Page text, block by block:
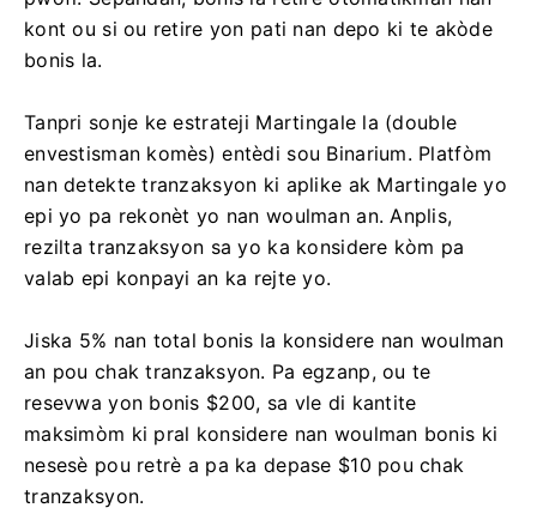
rekonèt nan woulman an. Pa gen limit sou retrè
pwofi. Sepandan, bonis la retire otomatikman nan
kont ou si ou retire yon pati nan depo ki te akòde
Tanpri sonje ke estrateji Martingale la (double
envestisman komès) entèdi sou Binarium. Platfòm
nan detekte tranzaksyon ki aplike ak Martingale yo
epi yo pa rekonèt yo nan woulman an. Anplis,
rezilta tranzaksyon sa yo ka konsidere kòm pa
Jiska 5% nan total bonis la konsidere nan woulman
an pou chak tranzaksyon. Pa egzanp, ou te
resevwa yon bonis $200, sa vle di kantite
maksimòm ki pral konsidere nan woulman bonis ki
nesesè pou retrè a pa ka depase $10 pou chak